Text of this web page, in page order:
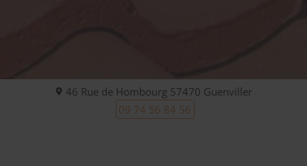
46 Rue de Hombourg 57470 Guenviller
09 74 56 84 56